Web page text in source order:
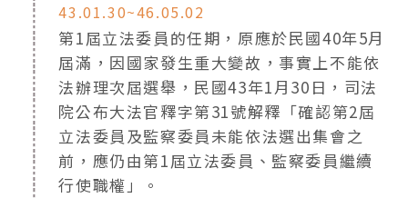
43.01.30~46.05.02
第1屆立法委員的任期，原應於民國40年5月
屆滿，因國家發生重大變故，事實上不能依
法辦理次屆選舉，民國43年1月30日，司法
院公布大法官釋字第31號解釋「確認第2屆
立法委員及監察委員未能依法選出集會之
前，應仍由第1屆立法委員、監察委員繼續
行使職權」。